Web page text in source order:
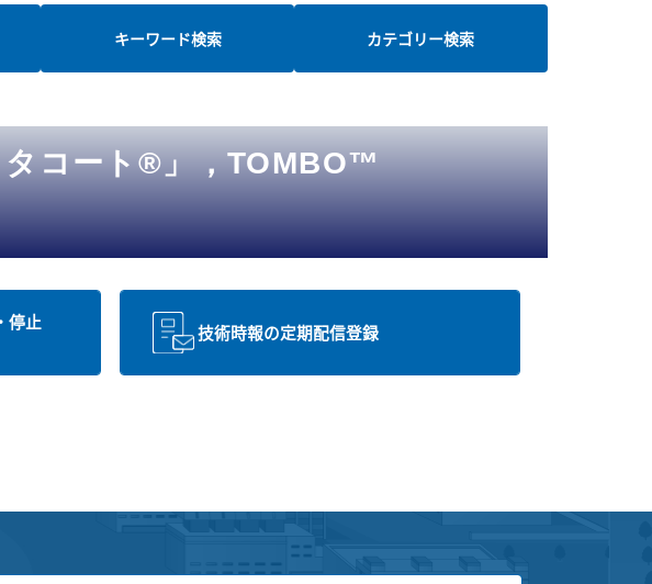
キーワード検索 カテゴリー検索
コート®」，TOMBO™
停止
技術時報の定期配信登録